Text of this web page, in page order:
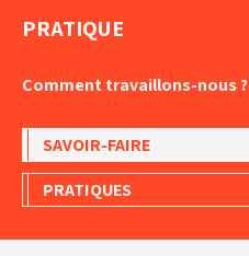
PRATIQUE
Comment travaillons-nous ?
SAVOIR-FAIRE
PRATIQUES